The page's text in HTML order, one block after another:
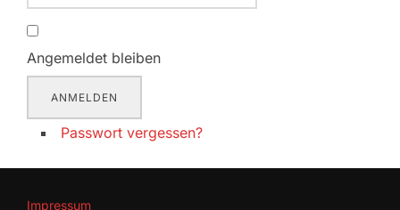
Angemeldet bleiben
ANMELDEN
Passwort vergessen?
Impressum